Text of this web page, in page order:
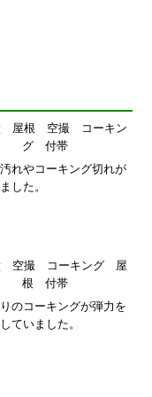
れやコーキング切れが
した。
のコーキングが弾力を
ていました。